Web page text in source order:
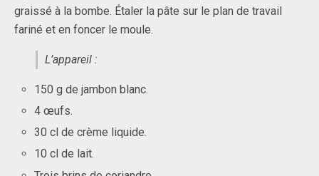
graissé à la bombe. Étaler la pâte sur le plan de travail
fariné et en foncer le moule.
L’appareil :
150 g de jambon blanc.
4 œufs.
30 cl de crème liquide.
10 cl de lait.